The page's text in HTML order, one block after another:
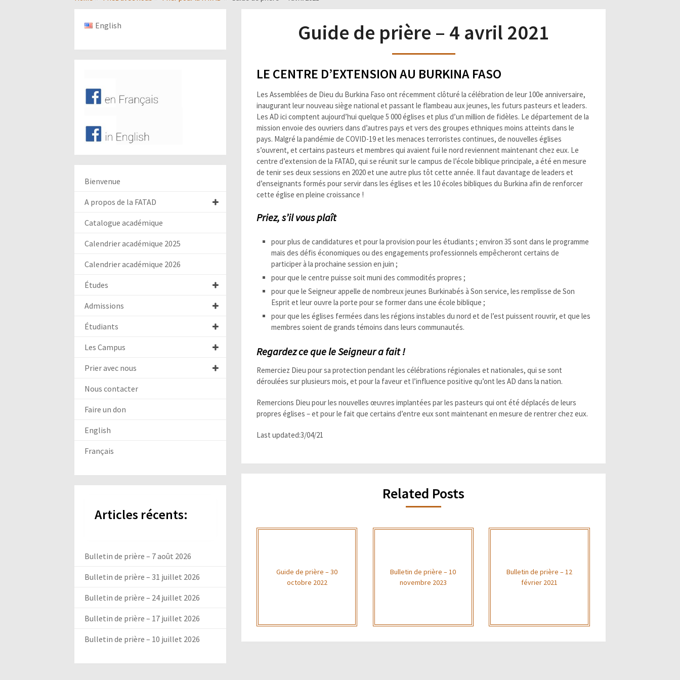
Guide de prière – 4 avril 2021
LE CENTRE D’EXTENSION AU BURKINA FASO
Les Assemblées de Dieu du Burkina Faso ont récemment clôturé la célébration de leur 100e anniversaire,
inaugurant leur nouveau siège national et passant le flambeau aux jeunes, les futurs pasteurs et leaders.
Les AD ici comptent aujourd’hui quelque 5 000 églises et plus d’un million de fidèles. Le département de la
mission envoie des ouvriers dans d’autres pays et vers des groupes ethniques moins atteints dans le
pays. Malgré la pandémie de COVID-19 et les menaces terroristes continues, de nouvelles églises
s’ouvrent, et certains pasteurs et membres qui avaient fui le nord reviennent maintenant chez eux. Le
centre d’extension de la FATAD, qui se réunit sur le campus de l’école biblique principale, a été en mesure
de tenir ses deux sessions en 2020 et une autre plus tôt cette année. Il faut davantage de leaders et
d’enseignants formés pour servir dans les églises et les 10 écoles bibliques du Burkina afin de renforcer
cette église en pleine croissance !
Priez, s’il vous plaît
pour plus de candidatures et pour la provision pour les étudiants ; environ 35 sont dans le programme
mais des défis économiques ou des engagements professionnels empêcheront certains de
participer à la prochaine session en juin ;
pour que le centre puisse soit muni des commodités propres ;
pour que le Seigneur appelle de nombreux jeunes Burkinabés à Son service, les remplisse de Son
Esprit et leur ouvre la porte pour se former dans une école biblique ;
pour que les églises fermées dans les régions instables du nord et de l’est puissent rouvrir, et que les
membres soient de grands témoins dans leurs communautés.
Regardez ce que le Seigneur a fait !
Remerciez Dieu pour sa protection pendant les célébrations régionales et nationales, qui se sont
déroulées sur plusieurs mois, et pour la faveur et l’influence positive qu’ont les AD dans la nation.
Remercions Dieu pour les nouvelles œuvres implantées par les pasteurs qui ont été déplacés de leurs
propres églises – et pour le fait que certains d’entre eux sont maintenant en mesure de rentrer chez eux.
Last updated:3/04/21
Related Posts
Guide de prière – 30
octobre 2022
Bulletin de prière – 10
novembre 2023
Bulletin de prière – 12
février 2021
English
Bienvenue
A propos de la FATAD
Catalogue académique
Calendrier académique 2025
Calendrier académique 2026
Études
Admissions
Étudiants
Les Campus
Prier avec nous
Nous contacter
Faire un don
English
Français
Articles récents:
Bulletin de prière – 7 août 2026
Bulletin de prière – 31 juillet 2026
Bulletin de prière – 24 juillet 2026
Bulletin de prière – 17 juillet 2026
Bulletin de prière – 10 juillet 2026